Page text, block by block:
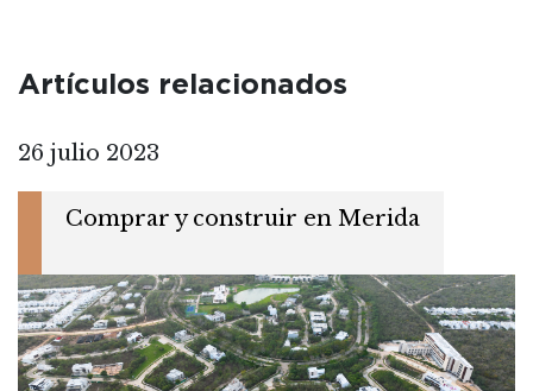
Artículos relacionados
26 julio 2023
Comprar y construir en Merida